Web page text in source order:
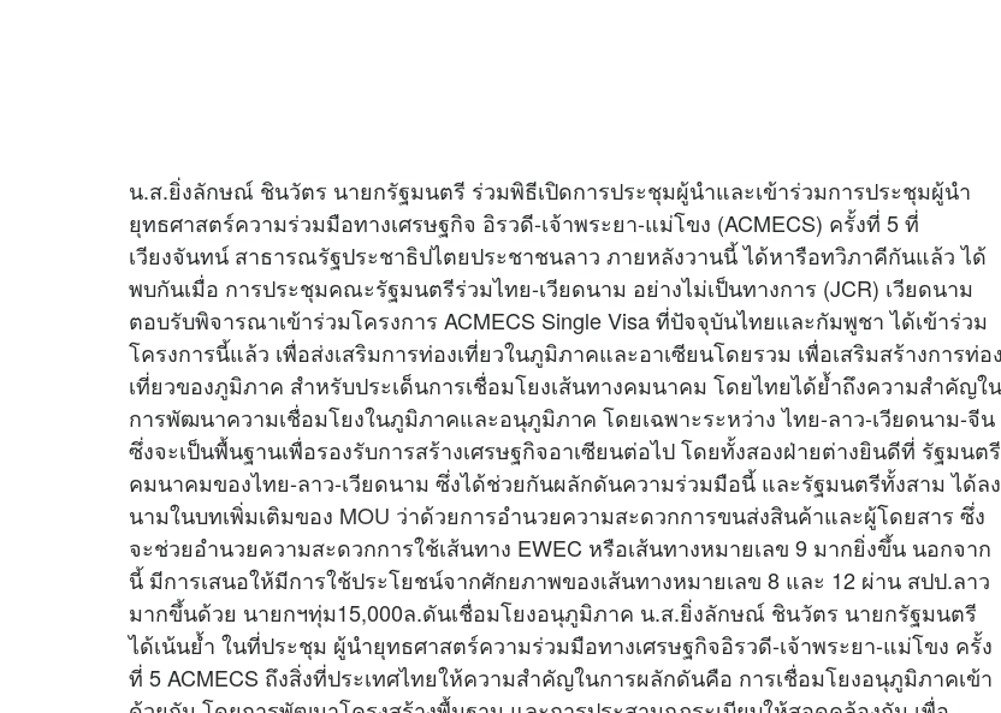
น.ส.ยิ่งลักษณ์ ชินวัตร นายกรัฐมนตรี ร่วมพิธีเปิดการประชุมผู้นำและเข้าร่วมการประชุมผู้นำ
ยุทธศาสตร์ความร่วมมือทางเศรษฐกิจ อิรวดี-เจ้าพระยา-แม่โขง (ACMECS) ครั้งที่ 5 ที่
เวียงจันทน์ สาธารณรัฐประชาธิปไตยประชาชนลาว ภายหลังวานนี้ ได้หารือทวิภาคีกันแล้ว ได้
พบกันเมื่อ การประชุมคณะรัฐมนตรีร่วมไทย-เวียดนาม อย่างไม่เป็นทางการ (JCR) เวียดนาม
ตอบรับพิจารณาเข้าร่วมโครงการ ACMECS Single Visa ที่ปัจจุบันไทยและกัมพูชา ได้เข้าร่วม
โครงการนี้แล้ว เพื่อส่งเสริมการท่องเที่ยวในภูมิภาคและอาเซียนโดยรวม เพื่อเสริมสร้างการท่อง
เที่ยวของภูมิภาค สำหรับประเด็นการเชื่อมโยงเส้นทางคมนาคม โดยไทยได้ย้ำถึงความสำคัญใน
การพัฒนาความเชื่อมโยงในภูมิภาคและอนุภูมิภาค โดยเฉพาะระหว่าง ไทย-ลาว-เวียดนาม-จีน
ซึ่งจะเป็นพื้นฐานเพื่อรองรับการสร้างเศรษฐกิจอาเซียนต่อไป โดยทั้งสองฝ่ายต่างยินดีที่ รัฐมนตรี
คมนาคมของไทย-ลาว-เวียดนาม ซึ่งได้ช่วยกันผลักดันความร่วมมือนี้ และรัฐมนตรีทั้งสาม ได้ลง
นามในบทเพิ่มเติมของ MOU ว่าด้วยการอำนวยความสะดวกการขนส่งสินค้าและผู้โดยสาร ซึ่ง
จะช่วยอำนวยความสะดวกการใช้เส้นทาง EWEC หรือเส้นทางหมายเลข 9 มากยิ่งขึ้น นอกจาก
นี้ มีการเสนอให้มีการใช้ประโยชน์จากศักยภาพของเส้นทางหมายเลข 8 และ 12 ผ่าน สปป.ลาว
มากขึ้นด้วย นายกฯทุ่ม15,000ล.ดันเชื่อมโยงอนุภูมิภาค น.ส.ยิ่งลักษณ์ ชินวัตร นายกรัฐมนตรี
ได้เน้นย้ำ ในที่ประชุม ผู้นำยุทธศาสตร์ความร่วมมือทางเศรษฐกิจอิรวดี-เจ้าพระยา-แม่โขง ครั้ง
ที่ 5 ACMECS ถึงสิ่งที่ประเทศไทยให้ความสำคัญในการผลักดันคือ การเชื่อมโยงอนุภูมิภาคเข้า